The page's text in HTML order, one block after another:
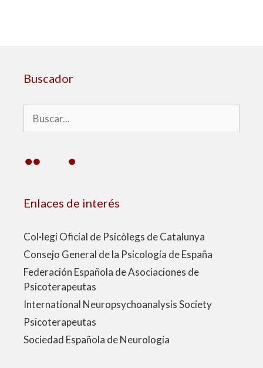
Buscador
Enlaces de interés
Col·legi Oficial de Psicòlegs de Catalunya
Consejo General de la Psicología de España
Federación Española de Asociaciones de
Psicoterapeutas
International Neuropsychoanalysis Society
Psicoterapeutas
Sociedad Española de Neurología